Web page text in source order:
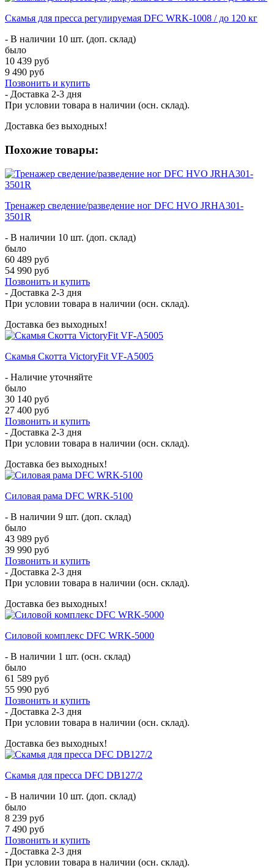
Скамья для пресса регулируемая DFC WRK-1008 / до 120 кг
- В наличии 10 шт. (доп. склад)
было
10 439 руб
9 490 руб
Позвонить и купить
- Доставка 2-3 дня
При условии товара в наличии (осн. склад).
Доставка без выходных!
Похожие товары:
Тренажер сведение/разведение ног DFC HVO JRHA301-
3501R
- В наличии 10 шт. (доп. склад)
было
60 489 руб
54 990 руб
Позвонить и купить
- Доставка 2-3 дня
При условии товара в наличии (осн. склад).
Доставка без выходных!
Скамья Скотта VictoryFit VF-A5005
- Наличие уточняйте
было
30 140 руб
27 400 руб
Позвонить и купить
- Доставка 2-3 дня
При условии товара в наличии (осн. склад).
Доставка без выходных!
Силовая рама DFC WRK-5100
- В наличии 9 шт. (доп. склад)
было
43 989 руб
39 990 руб
Позвонить и купить
- Доставка 2-3 дня
При условии товара в наличии (осн. склад).
Доставка без выходных!
Силовой комплекс DFC WRK-5000
- В наличии 1 шт. (осн. склад)
было
61 589 руб
55 990 руб
Позвонить и купить
- Доставка 2-3 дня
При условии товара в наличии (осн. склад).
Доставка без выходных!
Скамья для пресса DFC DB127/2
- В наличии 10 шт. (доп. склад)
было
8 239 руб
7 490 руб
Позвонить и купить
- Доставка 2-3 дня
При условии товара в наличии (осн. склад).